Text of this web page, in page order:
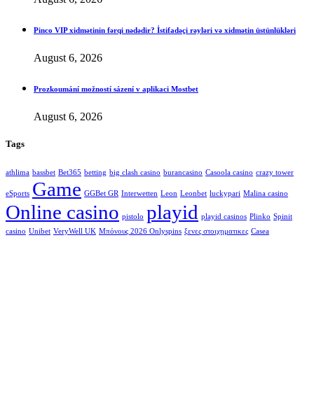
Pinco VIP xidmətinin fərqi nədədir? İstifadəçi rəyləri və xidmətin üstünlükləri
August 6, 2026
Prozkoumání možností sázení v aplikaci Mostbet
August 6, 2026
Tags
athlima bassbet Bet365 betting big clash casino burancasino Casoola casino crazy tower
eSports Game GGBet GR Interwetten Leon Leonbet luckypari Malina casino
Online casino pistolo playid playid casinos Plinko Spinit
casino Unibet VeryWell UK Μπόνους 2026 Onlyspins ξενες στοιχηματικες Сasea